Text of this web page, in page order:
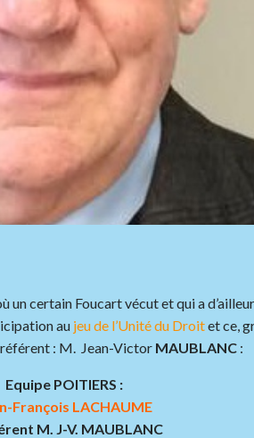
certain Foucart vécut et qui a
au jeu de l’Unité du Droitet ce,
: M. Jean-Victor MAUBLANC:
Equipe POITIERS :
François LACHAUME
M. J-V. MAUBLANC